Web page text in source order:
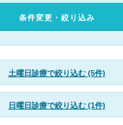
条件変更・絞り込み
土曜日診療で絞り込む (5件)
日曜日診療で絞り込む (1件)